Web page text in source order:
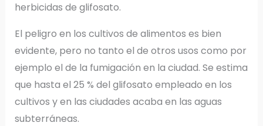
herbicidas de glifosato.
El peligro en los cultivos de alimentos es bien
evidente, pero no tanto el de otros usos como por
ejemplo el de la fumigación en la ciudad. Se estima
que hasta el 25 % del glifosato empleado en los
cultivos y en las ciudades acaba en las aguas
subterráneas.